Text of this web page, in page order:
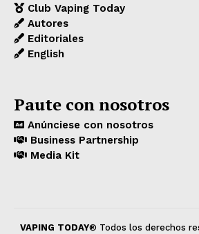
Club Vaping Today
Autores
Editoriales
English
Paute con nosotros
Anúnciese con nosotros
Business Partnership
Media Kit
VAPING TODAY® Todos los derechos